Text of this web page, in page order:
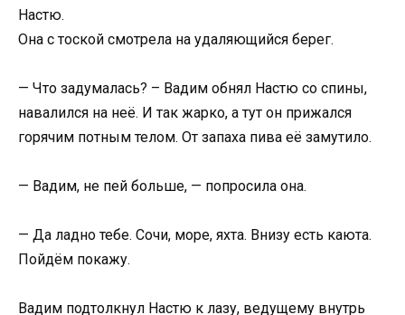
Настю.
Она с тоской смотрела на удаляющийся берег.
— Что задумалась? – Вадим обнял Настю со спины,
навалился на неё. И так жарко, а тут он прижался
горячим потным телом. От запаха пива её замутило.
— Вадим, не пей больше, — попросила она.
— Да ладно тебе. Сочи, море, яхта. Внизу есть каюта.
Пойдём покажу.
Вадим подтолкнул Настю к лазу, ведущему внутрь